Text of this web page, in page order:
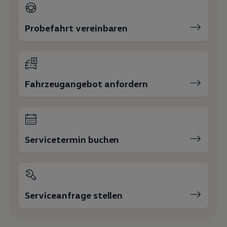
Transport
Probefahrt vereinbaren
Fahrzeugangebot anfordern
Servicetermin buchen
Serviceanfrage stellen